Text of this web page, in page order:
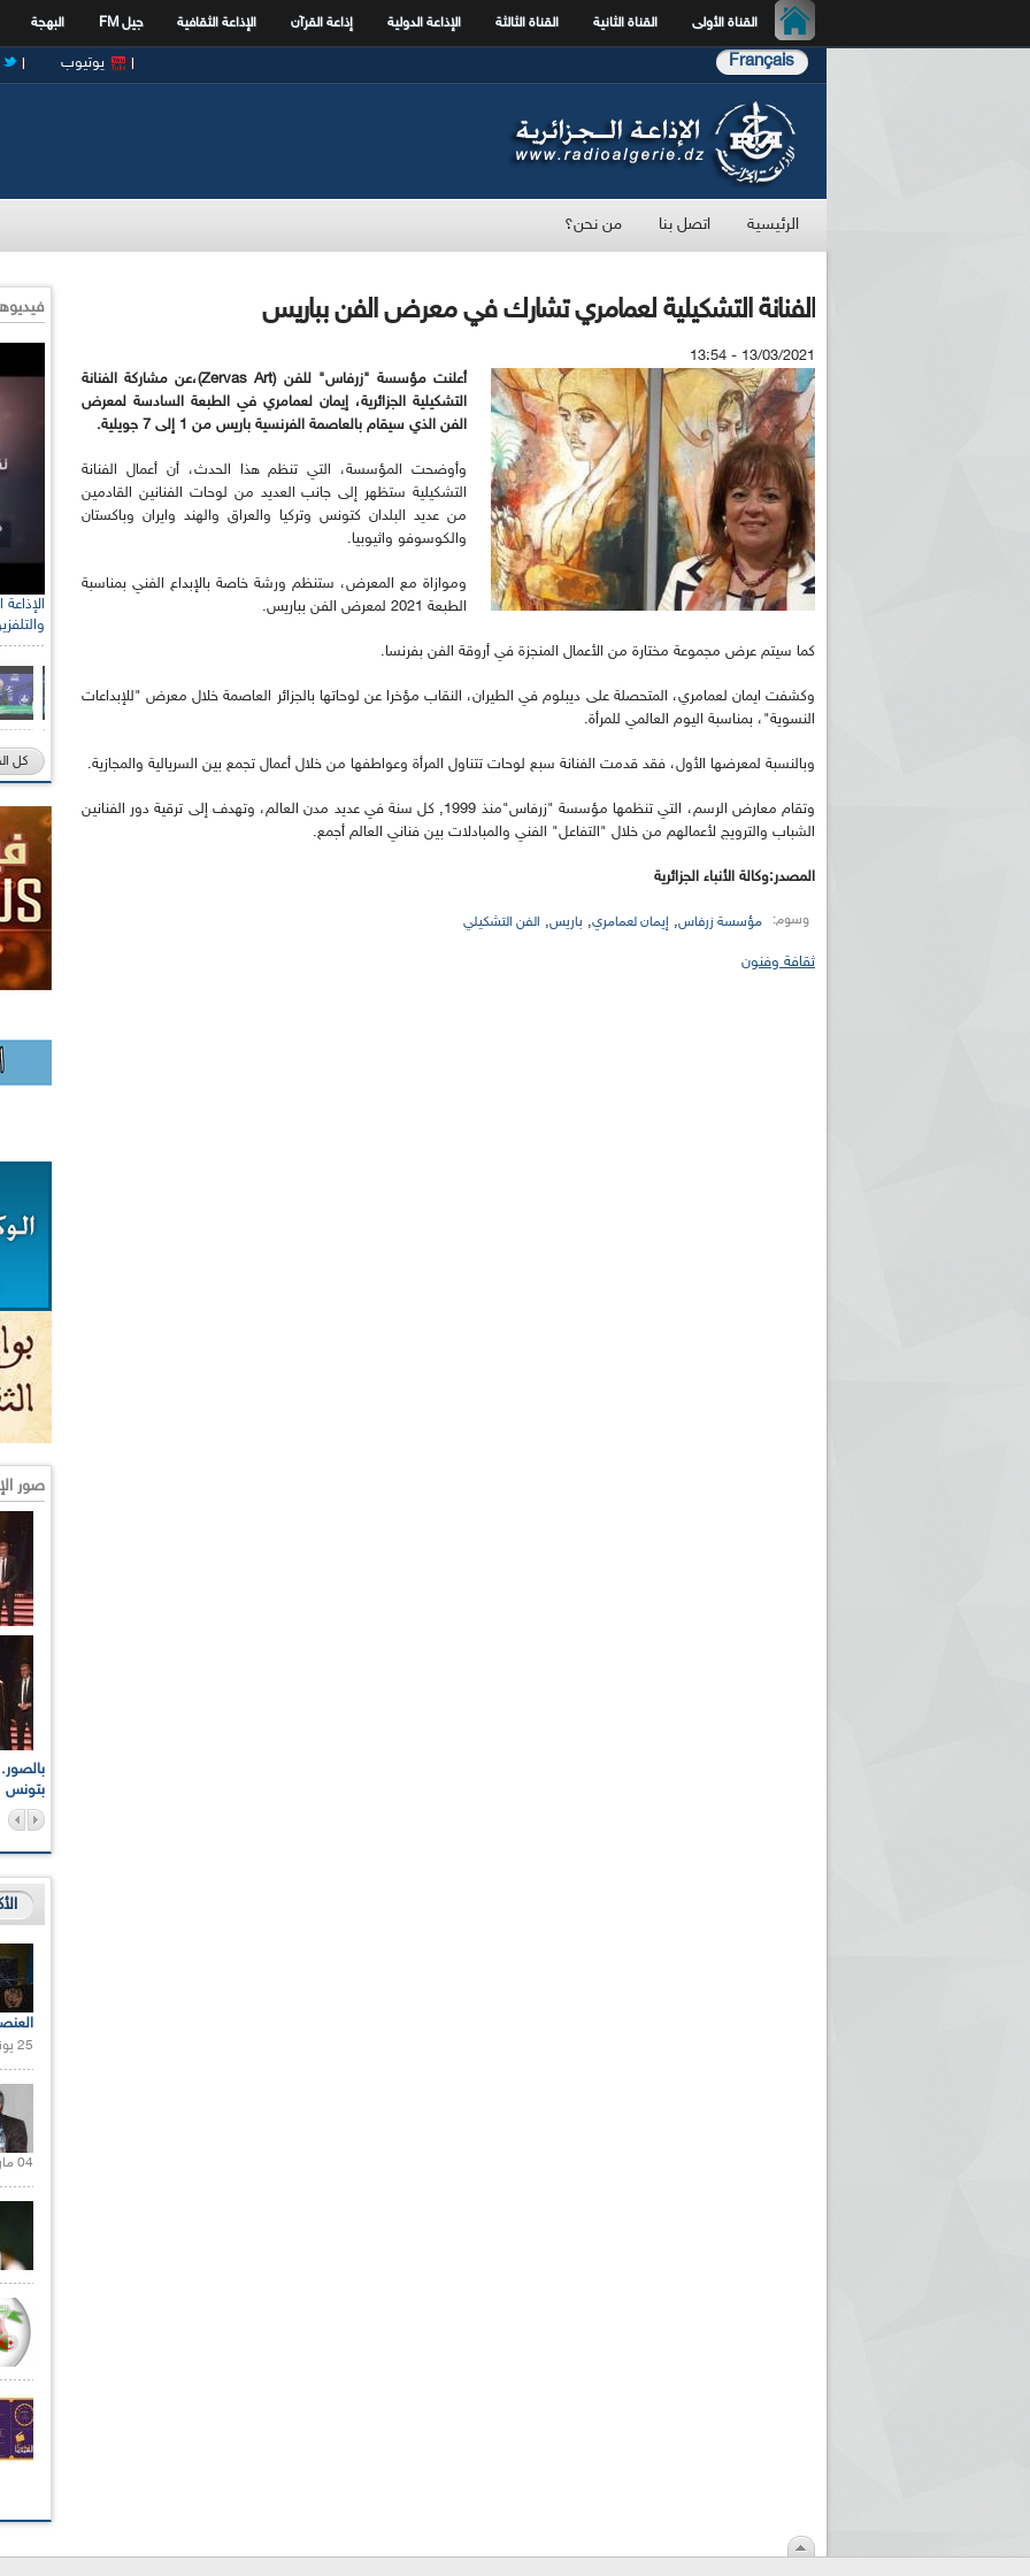
القناة الأولى القناة الثانية القناة الثالثة الإذاعة الدولية إذاعة القرآن الإذاعة الثقافية جيل FM البهجة
Français يوتيوب
الرئيسية اتصل بنا من نحن؟
الفنانة التشكيلية لعمامري تشارك في معرض الفن بباريس
13/03/2021 - 13:54
أعلنت مؤسسة "زرفاس" للفن (Zervas Art)،عن مشاركة الفنانة
التشكيلية الجزائرية، إيمان لعمامري في الطبعة السادسة لمعرض
الفن الذي سيقام بالعاصمة الفرنسية باريس من 1 إلى 7 جويلية.
وأوضحت المؤسسة، التي تنظم هذا الحدث، أن أعمال الفنانة
التشكيلية ستظهر إلى جانب العديد من لوحات الفنانين القادمين
من عديد البلدان كتونس وتركيا والعراق والهند وايران وباكستان
والكوسوفو واثيوبيا.
وموازاة مع المعرض، ستنظم ورشة خاصة بالإبداع الفني بمناسبة
الطبعة 2021 لمعرض الفن بباريس.
كما سيتم عرض مجموعة مختارة من الأعمال المنجزة في أروقة الفن بفرنسا.
وكشفت ايمان لعمامري، المتحصلة على ديبلوم في الطيران، النقاب مؤخرا عن لوحاتها بالجزائر العاصمة خلال معرض "للإبداعات
النسوية"، بمناسبة اليوم العالمي للمرأة.
وبالنسبة لمعرضها الأول، فقد قدمت الفنانة سبع لوحات تتناول المرأة وعواطفها من خلال أعمال تجمع بين السريالية والمجازية.
وتقام معارض الرسم، التي تنظمها مؤسسة "زرفاس"منذ 1999, كل سنة في عديد مدن العالم، وتهدف إلى ترقية دور الفنانين
الشباب والترويج لأعمالهم من خلال "التفاعل" الفني والمبادلات بين فناني العالم أجمع.
المصدر:وكالة الأنباء الجزائرية
وسوم: مؤسسة زرفاس, إيمان لعمامري, باريس, الفن التشكيلي
ثقافة وفنون
كل
صور
بتونس
25 يونيو 2021 |
04 مارس 2020 |